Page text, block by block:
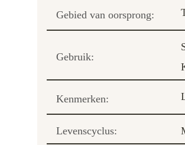
Gebied van oorsprong:
Gebruik:
Kenmerken:
Levenscyclus: